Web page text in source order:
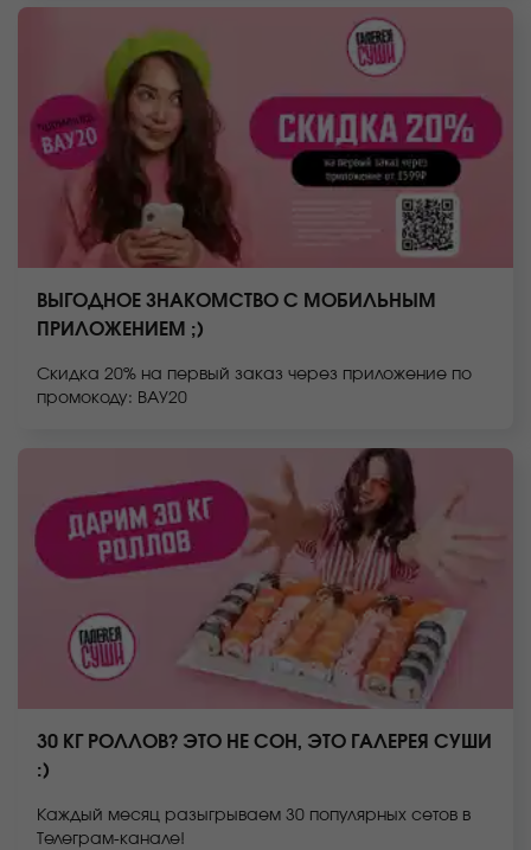
ВЫГОДНОЕ ЗНАКОМСТВО С МОБИЛЬНЫМ
ПРИЛОЖЕНИЕМ ;)
Скидка 20% на первый заказ через приложение по
промокоду: ВАУ20
30 КГ РОЛЛОВ? ЭТО НЕ СОН, ЭТО ГАЛЕРЕЯ СУШИ
:)
Каждый месяц разыгрываем 30 популярных сетов в
Телеграм-канале!